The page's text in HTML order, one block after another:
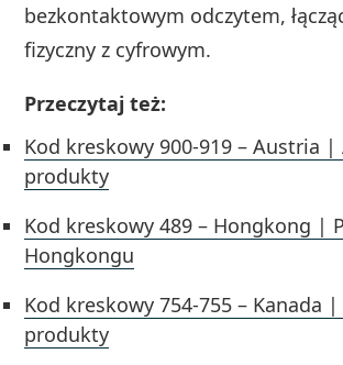
bezkontaktowym odczytem,
fizyczny z cyfrowym.
Przeczytaj też:
Kod kreskowy 900-919 – Austria
produkty
Kod kreskowy 489 – Hongkong |
Hongkongu
Kod kreskowy 754-755 – Kanada
produkty